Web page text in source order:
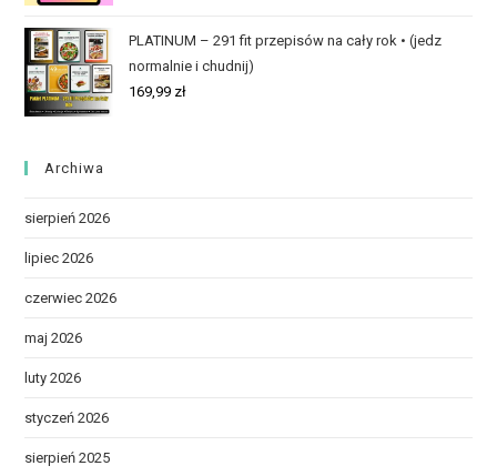
PLATINUM – 291 fit przepisów na cały rok • (jedz
normalnie i chudnij)
169,99 zł
Archiwa
sierpień 2026
lipiec 2026
czerwiec 2026
maj 2026
luty 2026
styczeń 2026
sierpień 2025